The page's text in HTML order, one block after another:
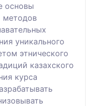
основы
методов
уникального
этнического
казахского
курса